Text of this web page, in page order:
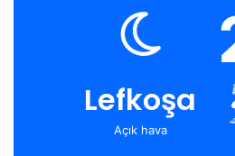
Lefkoşa
Açık hava